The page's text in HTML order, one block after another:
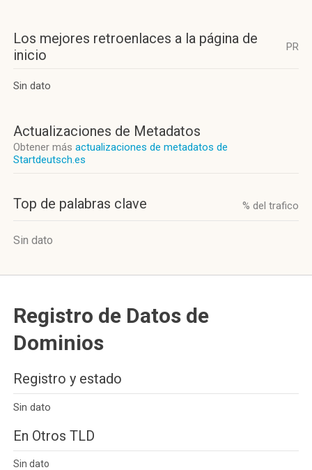
Los mejores retroenlaces a la página de
inicio
PR
Sin dato
Actualizaciones de Metadatos
Obtener más actualizaciones de metadatos de
Startdeutsch.es
Top de palabras clave % del trafico
Sin dato
Registro de Datos de
Dominios
Registro y estado
Sin dato
En Otros TLD
Sin dato